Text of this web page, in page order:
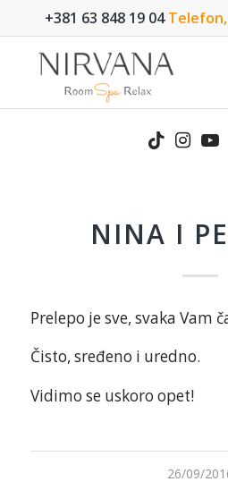
+381 63 848 19 04Telefon,
NINA I
Prelepo je sve, svaka Vam
Čisto, sređeno i uredno.
Vidimo se uskoro opet!
26/09/